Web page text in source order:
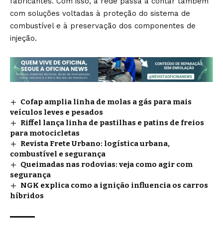
com soluções voltadas à proteção do sistema de
combustível e à preservação dos componentes de
injeção.
Cofap amplia linha de molas a gás para mais
veículos leves e pesados
Riffel lança linha de pastilhas e patins de freios
para motocicletas
Revista Frete Urbano: logística urbana,
combustível e segurança
Queimadas nas rodovias: veja como agir com
segurança
NGK explica como a ignição influencia os carros
híbridos